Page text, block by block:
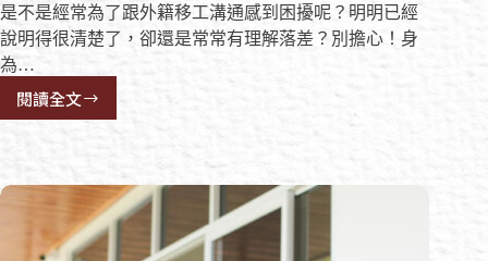
是不是經常為了跟外籍移工溝通感到困擾呢？明明已經
說明得很清楚了，卻還是常常有理解落差？別擔心！身
為…
閱讀全文